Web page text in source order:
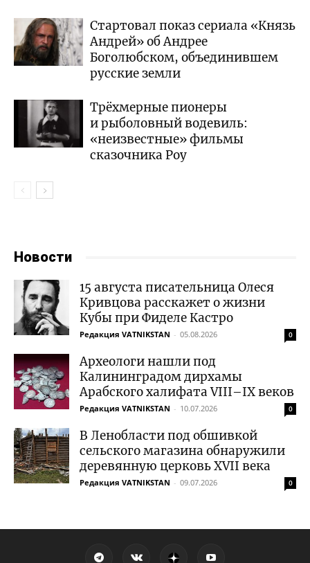
Стартовал показ сериала «Князь
Андрей» об Андрее
Боголюбском, объединившем
русские земли
Трёхмерные пионеры
и рыболовный водевиль:
«неизвестные» фильмы
сказочника Роу
Новости
15 августа писательница Олеся
Кривцова расскажет о жизни
Кубы при Фиделе Кастро
Редакция VATNIKSTAN - 05.08.2026 0
Археологи нашли под
Калининградом дирхамы
Арабского халифата VIII–IX веков
Редакция VATNIKSTAN - 10.07.2026 0
В Ленобласти под обшивкой
сельского магазина обнаружили
деревянную церковь XVII века
Редакция VATNIKSTAN - 09.07.2026 0